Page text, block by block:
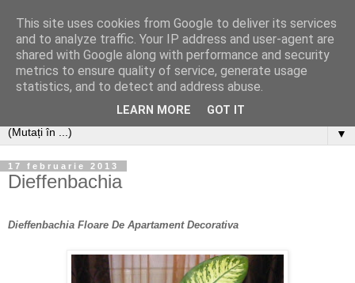
▼
17 februarie 2013
Dieffenbachia
Dieffenbachia Floare De Apartament Decorativa
This site uses cookies from Google to deliver its services
and to analyze traffic. Your IP address and user-agent are
shared with Google along with performance and security
metrics to ensure quality of service, generate usage
statistics, and to detect and address abuse.
LEARN MORE GOT IT